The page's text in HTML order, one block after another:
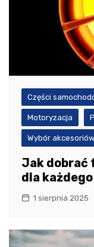
Części
Motoryzacja
Wybór
Jak dobrać
dla
1 sierpnia 2025